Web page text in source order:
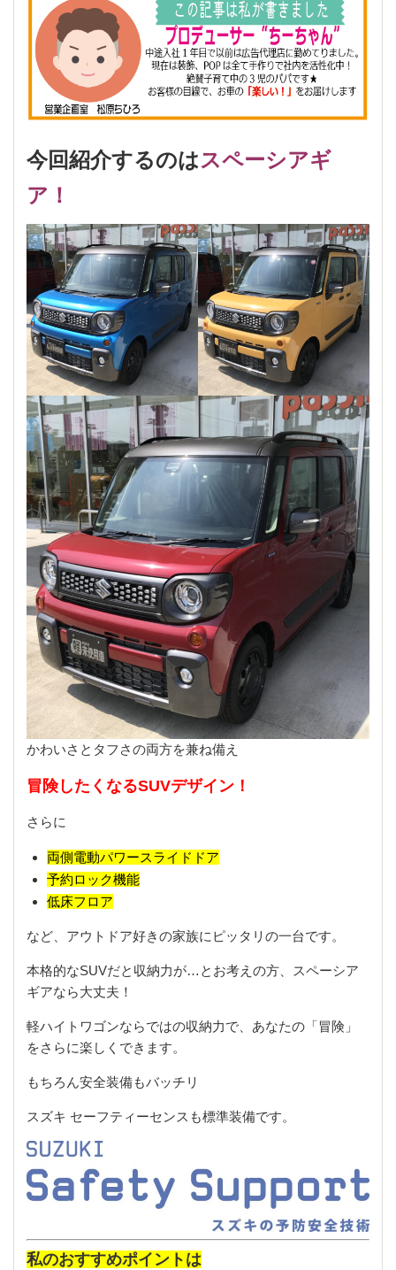
今回紹介するのはスペーシアギ
ア！
かわいさとタフさの両方を兼ね備え
冒険したくなるSUVデザイン！
さらに
両側電動パワースライドドア
予約ロック機能
低床フロア
など、アウトドア好きの家族にピッタリの一台です。
本格的なSUVだと収納力が…とお考えの方、スペーシア
ギアなら大丈夫！
軽ハイトワゴンならではの収納力で、あなたの「冒険」
をさらに楽しくできます。
もちろん安全装備もバッチリ
スズキ セーフティーセンスも標準装備です。
私のおすすめポイントは